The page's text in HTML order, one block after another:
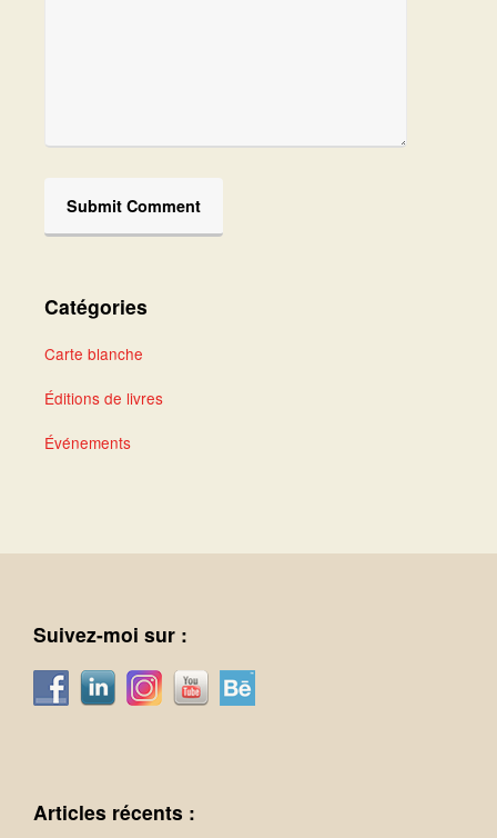
Catégories
Carte blanche
Éditions de livres
Événements
Suivez-moi sur :
Articles récents :